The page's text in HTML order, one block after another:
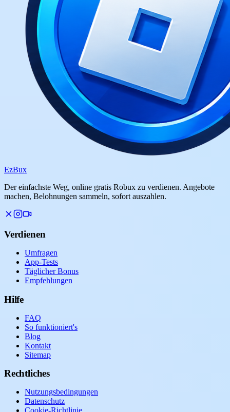
EzBux
Der einfachste Weg, online gratis Robux zu verdienen. Angebote
machen, Belohnungen sammeln, sofort auszahlen.
Verdienen
Umfragen
App-Tests
Täglicher Bonus
Empfehlungen
Hilfe
FAQ
So funktioniert's
Blog
Kontakt
Sitemap
Rechtliches
Nutzungsbedingungen
Datenschutz
Cookie-Richtlinie